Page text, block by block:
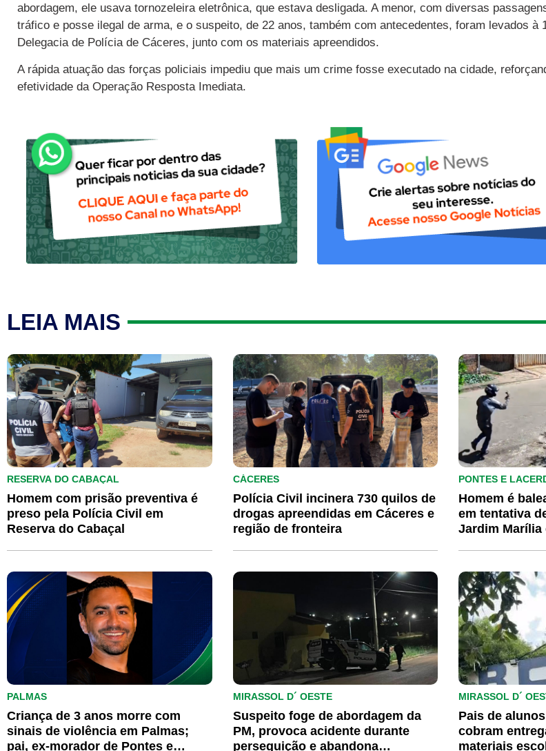
abordagem, ele usava tornozeleira eletrônica, que estava desligada. A menor, com diversas
tráfico e posse ilegal de arma, e o suspeito, de 22 anos, também com antecedentes, foram levados à
Delegacia de Polícia de Cáceres, junto com os materiais apreendidos.
A rápida atuação das forças policiais impediu que mais um crime fosse executado na cidade,
efetividade da Operação Resposta Imediata.
LEIA MAIS
RESERVA DO CABAÇAL
Homem com prisão preventiva é
preso pela Polícia Civil em
Reserva do Cabaçal
CÁCERES
Polícia Civil incinera 730 quilos de
drogas apreendidas em Cáceres e
região de fronteira
PONTES E
Homem é
em tentativa
Jardim Marília
PALMAS
Criança de 3 anos morre com
sinais de violência em Palmas;
pai, ex-morador de Pontes e
MIRASSOL D´ OESTE
Suspeito foge de abordagem da
PM, provoca acidente durante
perseguição e abandona
MIRASSOL D´
Pais de
cobram
materiais